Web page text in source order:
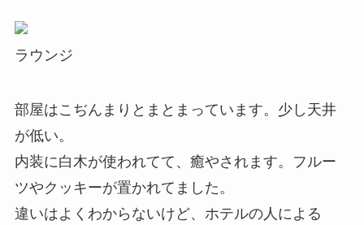
ラウンジ
部屋はこぢんまりとまとまっています。少し天井
が低い。
内装に白木が使われてて、癒やされます。フルー
ツやクッキーが置かれてました。
違いはよくわからないけど、ホテルの人による